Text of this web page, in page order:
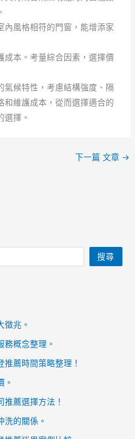
內風格相符的門窗，能增添家
成本。考量綜合因素，選擇價
氣候特性，考慮結構強度、隔
和維護成本，從而選擇適合的
選擇。
下一篇 文章 →
搜尋
徵兆。
務概念整理。
薦時間策略整理！
。
薦選擇方法！
洗的關係。